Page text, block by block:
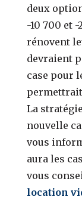
deux
-10 700 et
rénovent
devraient
case pour
La
nouvelle
vous
aura les
vous
location